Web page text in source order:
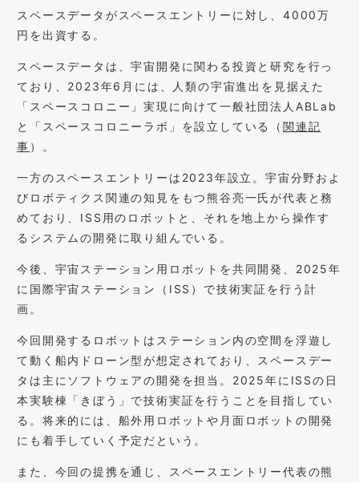
スペースデータがスペースエントリーに対し、4000万
円を出資する。
スペースデータは、宇宙開発に関わる投資と研究を行っ
ており、2023年6月には、人類の宇宙進出を見据えた
「スペースコロニー」実現に向けて一般社団法人ABLab
と「スペースコロニーラボ」を設立している（関連記
事 ）。
一方のスペースエントリーは2023年設立。宇宙分野およ
びロボティクス関連の知見をもつ熊谷亮一氏が代表と務
めており、ISS用のロボットと、それを地上から操作す
るシステムの開発に取り組んでいる。
今後、宇宙ステーション用ロボットを共同開発、2025年
に国際宇宙ステーション（ISS）で技術実証を行う計
画。
今回開発するロボットはステーション内の空間を浮遊し
て動く船内ドローン型が想定されており、スペースデー
タは主にソフトウェアの開発を担当。2025年にISSの日
本実験棟「きぼう」で技術実証を行うことを目指してい
る。将来的には、船外用ロボットや月面ロボットの開発
にも着手していく予定だという。
また、今回の提携を通じ、スペースエントリー代表の熊